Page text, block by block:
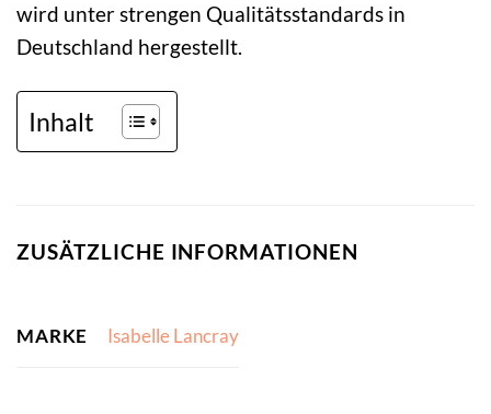
wird unter strengen Qualitätsstandards in
Deutschland hergestellt.
Inhalt
ZUSÄTZLICHE INFORMATIONEN
MARKE Isabelle Lancray